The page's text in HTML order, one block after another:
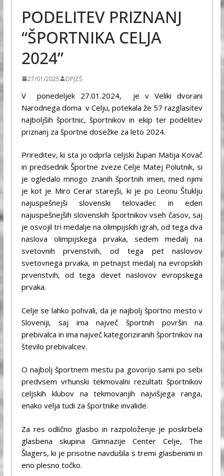
PODELITEV PRIZNANJ
“ŠPORTNIKA CELJA
2024”
27/01/2025 DPJZŠ
V ponedeljek 27.01.2024, je v Veliki dvorani
Narodnega doma v Celju, potekala že 57 razglasitev
najboljših športnic, športnikov in ekip ter podelitev
priznanj za športne dosežke za leto 2024.
Prireditev, ki sta jo odprla celjski župan Matija Kovač
in predsednik Športne zveze Celje Matej Polutnik, si
je ogledalo mnogo znanih športnih imen, med njimi
je kot je Miro Cerar starejši, ki je po Leonu Štuklju
najuspešnejši slovenski telovadec in eden
najuspešnejših slovenskih športnikov vseh časov, saj
je osvojil tri medalje na olimpijskih igrah, od tega dva
naslova olimpijskega prvaka, sedem medalj na
svetovnih prvenstvih, od tega pet naslovov
svetovnega prvaka, in petnajst medalj na evropskih
prvenstvih, od tega devet naslovov evropskega
prvaka.
Celje se lahko pohvali, da je najbolj športno mesto v
Sloveniji, saj ima največ športnih površin na
prebivalca in ima največ kategoriziranih športnikov na
število prebivalcev.
O najbolj športnem mestu pa govorijo sami po sebi
predvsem vrhunski tekmovalni rezultati športnikov
celjskih klubov na tekmovanjih najvišjega ranga,
enako velja tudi za športnike invalide.
Za res odlično glasbo in razpoloženje je poskrbela
glasbena skupina Gimnazije Center Celje, The
Šlagers, ki je prisotne navdušila s tremi glasbenimi in
eno plesno točko.